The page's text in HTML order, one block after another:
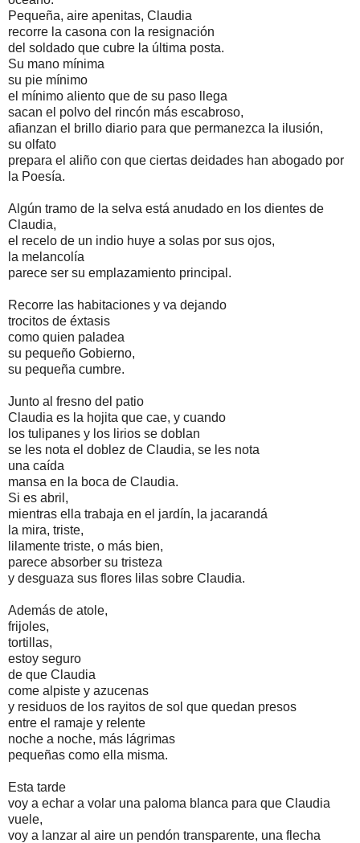
Pequeña, aire apenitas, Claudia
recorre la casona con la resignación
del soldado que cubre la última posta.
Su mano mínima
su pie mínimo
el mínimo aliento que de su paso llega
sacan el polvo del rincón más escabroso,
afianzan el brillo diario para que permanezca la ilusión,
su olfato
prepara el aliño con que ciertas deidades han abogado por
la Poesía.
Algún tramo de la selva está anudado en los dientes de
Claudia,
el recelo de un indio huye a solas por sus ojos,
la melancolía
parece ser su emplazamiento principal.
Recorre las habitaciones y va dejando
trocitos de éxtasis
como quien paladea
su pequeño Gobierno,
su pequeña cumbre.
Junto al fresno del patio
Claudia es la hojita que cae, y cuando
los tulipanes y los lirios se doblan
se les nota el doblez de Claudia, se les nota
una caída
mansa en la boca de Claudia.
Si es abril,
mientras ella trabaja en el jardín, la jacarandá
la mira, triste,
lilamente triste, o más bien,
parece absorber su tristeza
y desguaza sus flores lilas sobre Claudia.
Además de atole,
frijoles,
tortillas,
estoy seguro
de que Claudia
come alpiste y azucenas
y residuos de los rayitos de sol que quedan presos
entre el ramaje y relente
noche a noche, más lágrimas
pequeñas como ella misma.
Esta tarde
voy a echar a volar una paloma blanca para que Claudia
vuele,
voy a lanzar al aire un pendón transparente, una flecha